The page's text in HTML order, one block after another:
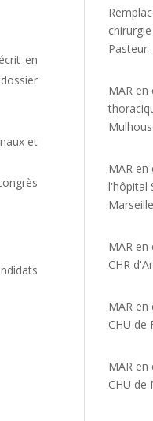
en
et
Pasteur
MAR en
MAR en
l'hôpital
Marseille
MAR en
CHR
MAR en
CHU de
MAR en
CHU de